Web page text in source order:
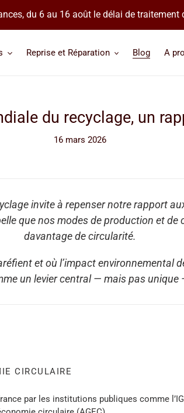
du 6 au 16 août le délai de
Reprise et Réparation Blog A
du recyclage, un
16 mars 2026
invite à repenser notre rapport
que nos modes de production et
davantage de circularité.
et où l’impact environnemental
un levier central — mais pas unique
CIRCULAIRE
par les institutions publiques comme